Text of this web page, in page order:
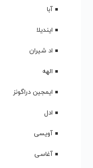
آبا
ایندیلا
اد شیران
الهه
ایمجین دراگونز
ادل
آویسی
آغاسی